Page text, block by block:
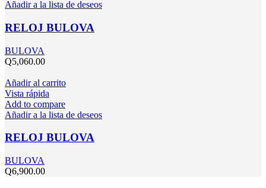
Añadir a la lista de deseos
RELOJ BULOVA
BULOVA
Q5,060.00
Añadir al carrito
Vista rápida
Add to compare
Añadir a la lista de deseos
RELOJ BULOVA
BULOVA
Q6,900.00